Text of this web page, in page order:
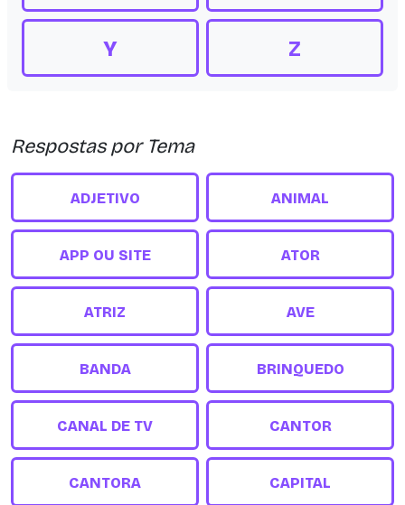
Y Z
Respostas por Tema
ADJETIVO ANIMAL
APP OU SITE ATOR
ATRIZ AVE
BANDA BRINQUEDO
CANAL DE TV CANTOR
CANTORA CAPITAL